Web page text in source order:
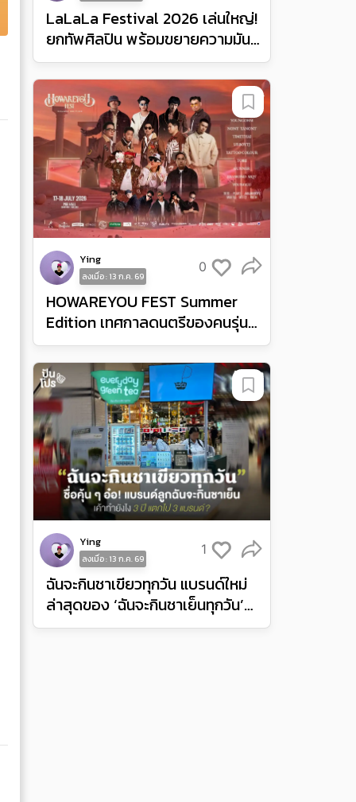
LaLaLa Festival 2026 เล่นใหญ่!
ยกทัพศิลปิน พร้อมขยายความมันส์
จากอินโดนีเซียสู่ฟิลิปปินส์
Ying
ลงเมื่อ : 13 ก.ค. 69
HOWAREYOU FEST Summer
Edition เทศกาลดนตรีของคนรุ่น
ใหม่ ยกไวบส์เฟสติวัลและปาร์ตี้มา
ไว้ที่ MGI Hall
0
Ying
ลงเมื่อ : 13 ก.ค. 69
ฉันจะกินชาเขียวทุกวัน แบรนด์ใหม่
ล่าสุดของ ‘ฉันจะกินชาเย็นทุกวัน’
เค้าเปิดละนะ!
1